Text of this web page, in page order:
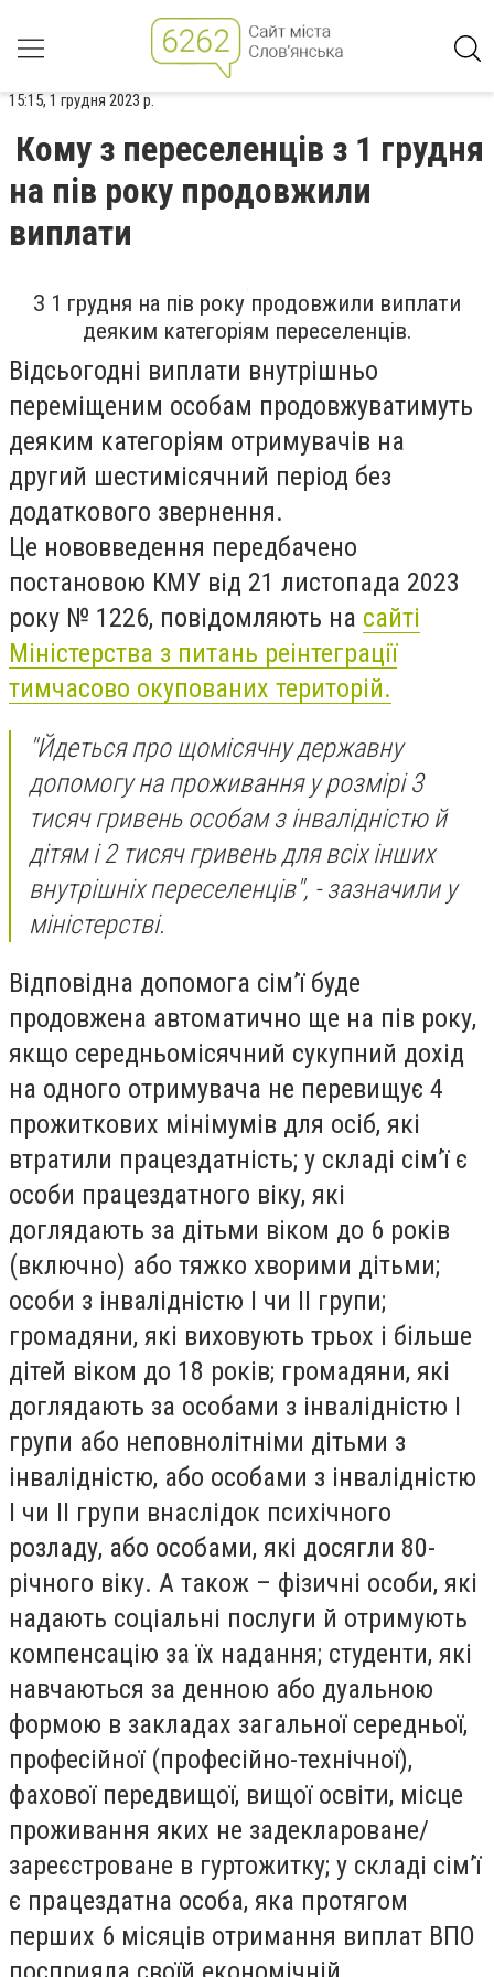
15:15, 1 грудня 2023 р.
Кому з переселенців з 1 грудня
на пів року продовжили
виплати
З 1 грудня на пів року продовжили виплати
деяким категоріям переселенців.
Відсьогодні виплати внутрішньо
переміщеним особам продовжуватимуть
деяким категоріям отримувачів на
другий шестимісячний період без
додаткового звернення.
Це нововведення передбачено
постановою КМУ від 21 листопада 2023
року № 1226, повідомляють на сайті
Міністерства з питань реінтеграції
тимчасово окупованих територій.
"Йдеться про щомісячну державну
допомогу на проживання у розмірі 3
тисяч гривень особам з інвалідністю й
дітям і 2 тисяч гривень для всіх інших
внутрішніх переселенців", - зазначили у
міністерстві.
Відповідна допомога сім’ї буде
продовжена автоматично ще на пів року,
якщо середньомісячний сукупний дохід
на одного отримувача не перевищує 4
прожиткових мінімумів для осіб, які
втратили працездатність; у складі сім’ї є
особи працездатного віку, які
доглядають за дітьми віком до 6 років
(включно) або тяжко хворими дітьми;
особи з інвалідністю I чи II групи;
громадяни, які виховують трьох і більше
дітей віком до 18 років; громадяни, які
доглядають за особами з інвалідністю I
групи або неповнолітніми дітьми з
інвалідністю, або особами з інвалідністю
I чи II групи внаслідок психічного
розладу, або особами, які досягли 80-
річного віку. А також – фізичні особи, які
надають соціальні послуги й отримують
компенсацію за їх надання; студенти, які
навчаються за денною або дуальною
формою в закладах загальної середньої,
професійної (професійно-технічної),
фахової передвищої, вищої освіти, місце
проживання яких не задеклароване/
зареєстроване в гуртожитку; у складі сім’ї
є працездатна особа, яка протягом
перших 6 місяців отримання виплат ВПО